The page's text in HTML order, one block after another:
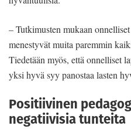
– Tutkimusten mukaan
menestyvät muita paremmin
Tiedetään myös, että onnelliset
yksi hyvä syy panostaa lasten
Positiivinen
negatiivisia tunteita